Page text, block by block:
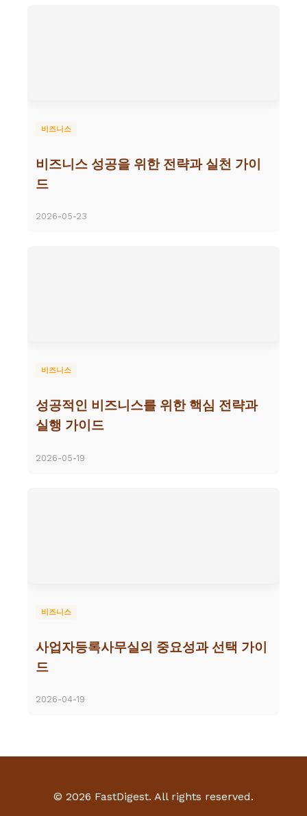
비즈니스
비즈니스 성공을 위한 전략과 실천 가이
드
2026-05-23
비즈니스
성공적인 비즈니스를 위한 핵심 전략과
실행 가이드
2026-05-19
비즈니스
사업자등록사무실의 중요성과 선택 가이
드
2026-04-19
© 2026 FastDigest. All rights reserved.